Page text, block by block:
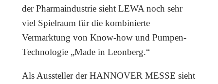
der Pharmaindustrie sieht LEWA noch sehr
viel Spielraum für die kombinierte
Vermarktung von Know-how und Pumpen-
Technologie „Made in Leonberg.“
Als Aussteller der HANNOVER MESSE sieht